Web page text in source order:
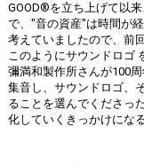
GOOD®︎を立ち上げて以
で、"音の資産"は時間が
考えていましたので、前
このようにサウンドロゴ
彌満和製作所さんが100
集音し、サウンドロゴ、
ることを選んでくださっ
化していくきっかけにな